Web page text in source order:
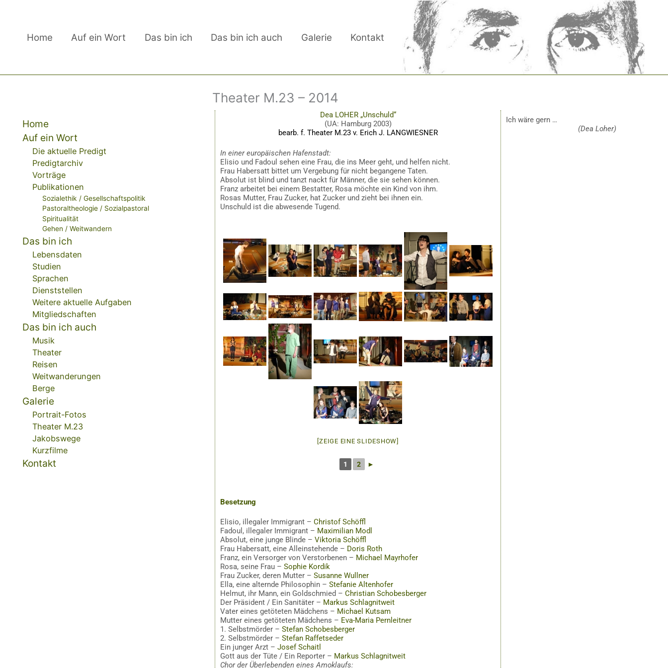
Home Auf ein Wort Das bin ich Das bin ich auch Galerie Kontakt
Home
Auf ein Wort
Die aktuelle Predigt
Predigtarchiv
Vorträge
Publikationen
Sozialethik / Gesellschaftspolitik
Pastoraltheologie / Sozialpastoral
Spiritualität
Gehen / Weitwandern
Das bin ich
Lebensdaten
Studien
Sprachen
Dienststellen
Weitere aktuelle Aufgaben
Mitgliedschaften
Das bin ich auch
Musik
Theater
Reisen
Weitwanderungen
Berge
Galerie
Portrait-Fotos
Theater M.23
Jakobswege
Kurzfilme
Kontakt
Theater M.23 – 2014
Dea LOHER „Unschuld“
(UA: Hamburg 2003)
bearb. f. Theater M.23 v. Erich J. LANGWIESNER
In einer europäischen Hafenstadt:
Elisio und Fadoul sehen eine Frau, die ins Meer geht, und helfen nicht.
Frau Habersatt bittet um Vergebung für nicht begangene Taten.
Absolut ist blind und tanzt nackt für Männer, die sie sehen können.
Franz arbeitet bei einem Bestatter, Rosa möchte ein Kind von ihm.
Rosas Mutter, Frau Zucker, hat Zucker und zieht bei ihnen ein.
Unschuld ist die abwesende Tugend.
[ZEIGE EINE SLIDESHOW]
1 2 ►
Besetzung
Elisio, illegaler Immigrant –Christof Schöffl
Fadoul, illegaler Immigrant – Maximilian Modl
Absolut, eine junge Blinde –Viktoria Schöffl
Frau Habersatt, eine Alleinstehende – Doris Roth
Franz, ein Versorger von Verstorbenen – Michael Mayrhofer
Rosa, seine Frau –Sophie Kordik
Frau Zucker, deren Mutter –Susanne Wullner
Ella, eine alternde Philosophin –Stefanie Altenhofer
Helmut, ihr Mann, ein Goldschmied –Christian Schobesberger
Der Präsident / Ein Sanitäter – Markus Schlagnitweit
Vater eines getöteten Mädchens – Michael Kutsam
Mutter eines getöteten Mädchens – Eva-Maria Pernleitner
1. Selbstmörder –Stefan Schobesberger
2. Selbstmörder –Stefan Raffetseder
Ein junger Arzt –Josef Schaitl
Gott aus der Tüte / Ein Reporter – Markus Schlagnitweit
Chor der Überlebenden eines Amoklaufs:
Ich wäre gern …
(Dea Loher)